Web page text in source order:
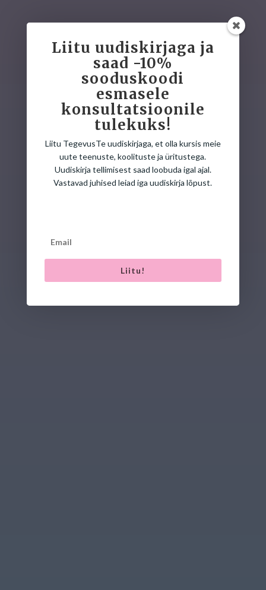
ARENDUS-
JA TERAAPIAKESKUS
Sinu lapse arengu toetamine
Liitu uudiskirjaga ja
saad -10%
sooduskoodi
esmasele
konsultatsioonile
tulekuks!
Liitu TegevusTe uudiskirjaga, et olla kursis meie
uute teenuste, koolituste ja üritustega.
Uudiskirja tellimisest saad loobuda igal ajal.
Vastavad juhised leiad iga uudiskirja lõpust.
Liitu!